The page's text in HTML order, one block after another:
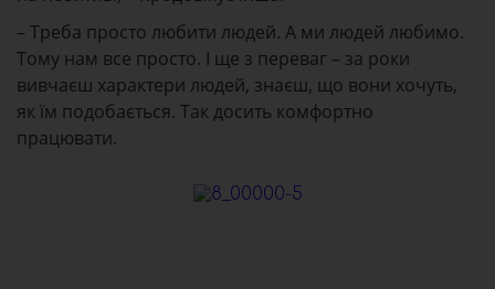
– Треба просто любити людей. А ми людей любимо.
Тому нам все просто. І ще з переваг – за роки
вивчаєш характери людей, знаєш, що вони хочуть,
як їм подобається. Так досить комфортно
працювати.